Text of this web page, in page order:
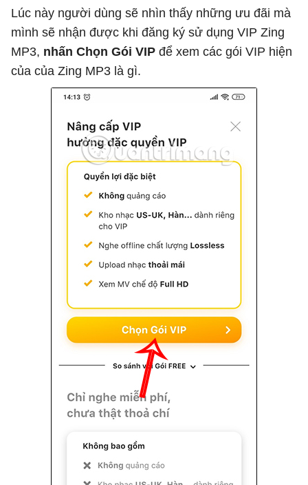
Lúc này người dùng sẽ nhìn thấy những ưu đãi mà
mình sẽ nhận được khi đăng ký sử dụng VIP Zing
MP3, nhấn Chọn Gói VIP để xem các gói VIP hiện
của của Zing MP3 là gì.